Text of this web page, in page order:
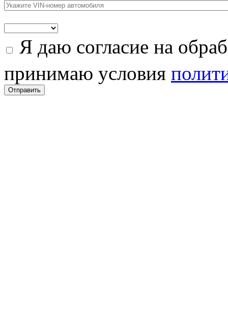
Я даю согласие на
принимаю условия